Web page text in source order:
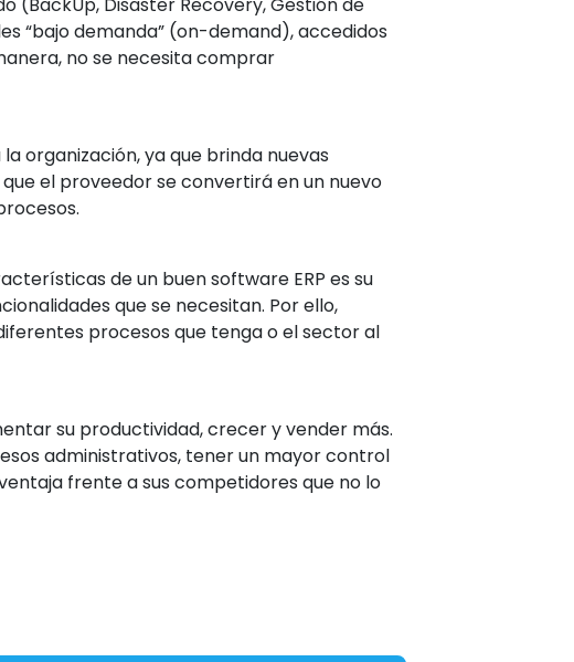
“bajo demanda” (on-demand), accedidos
no se necesita comprar
organización, ya que brinda nuevas
el proveedor se convertirá en un nuevo
de un buen software ERP es su
que se necesitan. Por ello,
procesos que tenga o el sector al
su productividad, crecer y vender más.
administrativos, tener un mayor control
frente a sus competidores que no lo